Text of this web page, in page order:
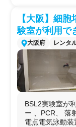
伝子工学
/微生
ジー（培養肉
試験/化粧品 開
生可能
エネル
ロセス開発/有
ノテクノロジ
Testing）/
医療
フォマティクス
用途例
基礎研究用（化
用/GMP製造用
【大阪】細
験室が利用で
大阪府 レンタ
BSL2実験室が
ー 、PCR、 落
電点電気泳動装